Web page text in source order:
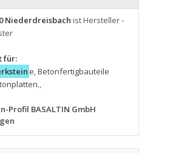
Niederdreisbach ist Hersteller -
für:
e,Betonfertigbauteile
,
Profil BASALTIN GmbH